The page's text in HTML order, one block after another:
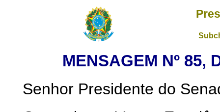
MENSAGEM Nº 85,
Senhor Presidente do